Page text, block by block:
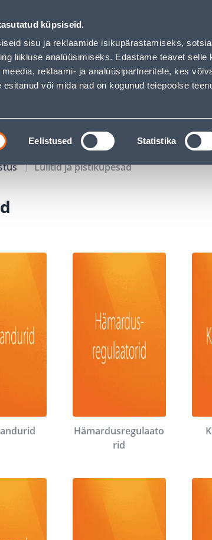
küpsiseid.
sisu ja reklaamide isikupärastamiseks,
liikluse analüüsimiseks. Edastame teavet
reklaami- ja analüüsipartneritele, kes
esitanud või mida nad on kogunud teiepoolse
Eelistused Statistika
Klienditeenindus Teenused Karjäärileht
OTSI
KATALOOGID
Lülitid ja pistikupesad
Hämardusregulaato
rid